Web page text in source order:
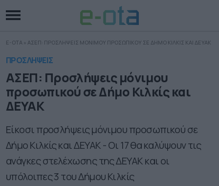
E-OTA » ΑΣΕΠ: ΠΡΟΣΛΗΨΕΙΣ ΜΟΝΙΜΟΥ ΠΡΟΣΩΠΙΚΟΥ ΣΕ ΔΗΜΟ ΚΙΛΚΙΣ ΚΑΙ ΔΕΥΑΚ
ΠΡΟΣΛΗΨΕΙΣ
ΑΣΕΠ: Προσλήψεις μόνιμου
προσωπικού σε Δήμο Κιλκίς και
ΔΕΥΑΚ
Είκοσι προσλήψεις μόνιμου προσωπικού σε
Δήμο Κιλκίς και ΔΕΥΑΚ - Οι 17 θα καλύψουν τις
ανάγκες στελέχωσης της ΔΕΥΑΚ και οι
υπόλοιπες 3 του Δήμου Κιλκίς